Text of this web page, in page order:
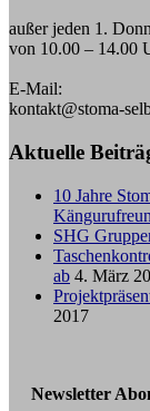
außer jeden 1.
von 10.00 – 14.00
E-Mail:
kontakt@stoma-
Aktuelle
10 Jahre
SHG
ab 4. März
2017
Newsletter